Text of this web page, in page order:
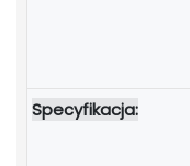
Specyfikacja: